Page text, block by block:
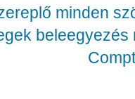
minden